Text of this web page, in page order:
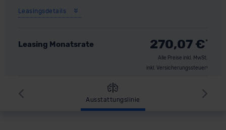
Leasingsdetails
Leasing Monatsrate 270,07 €*
Alle Preise inkl. MwSt.
inkl. Versicherungssteuer¹
Ausstattungslinie